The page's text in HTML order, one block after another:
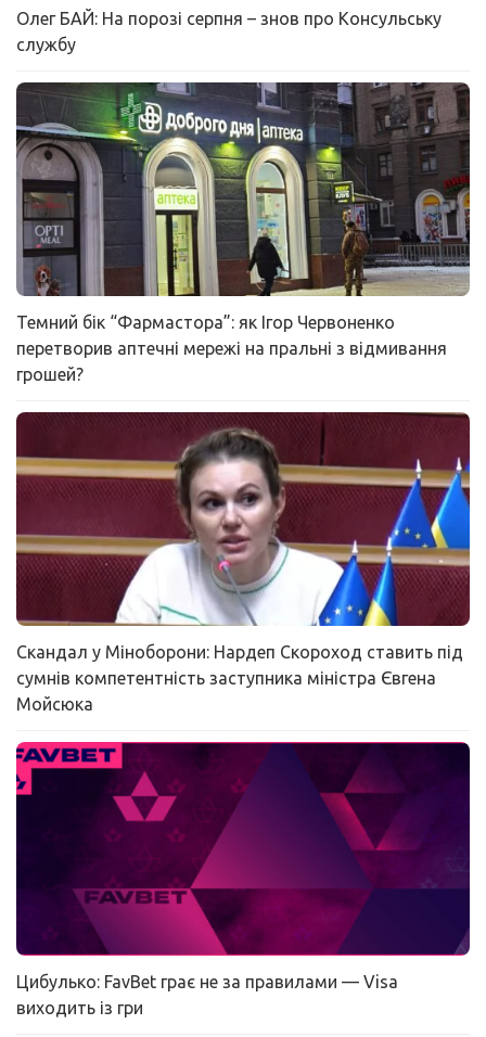
Олег БАЙ: На порозі серпня – знов про Консульську
службу
Темний бік “Фармастора”: як Ігор Червоненко
перетворив аптечні мережі на пральні з відмивання
грошей?
Скандал у Міноборони: Нардеп Скороход ставить під
сумнів компетентність заступника міністра Євгена
Мойсюка
Цибулько: FavBet грає не за правилами — Visa
виходить із гри